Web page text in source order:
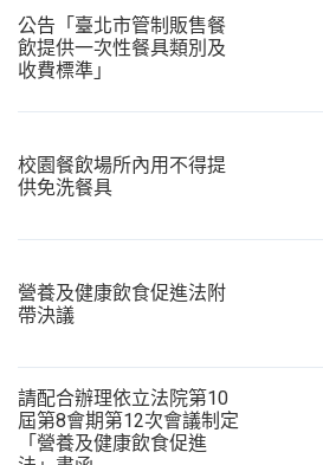
公告「臺北市管制販售餐
飲提供一次性餐具類別及
收費標準」
校園餐飲場所內用不得提
供免洗餐具
營養及健康飲食促進法附
帶決議
請配合辦理依立法院第10
屆第8會期第12次會議制定
「營養及健康飲食促進